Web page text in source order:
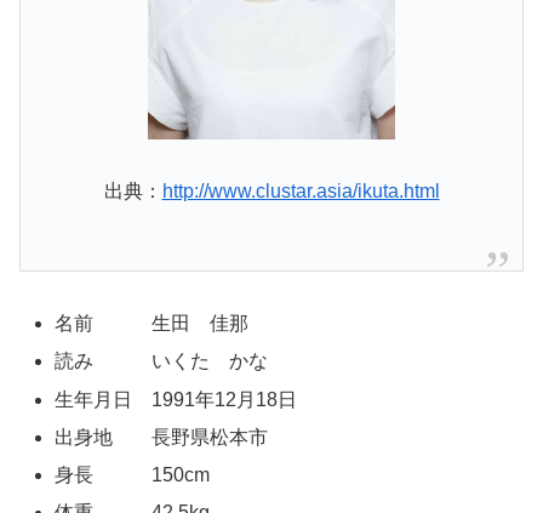
出典： http://www.clustar.asia/ikuta.html
名前 生田 佳那
読み いくた かな
生年月日 1991年12月18日
出身地 長野県松本市
身長 150cm